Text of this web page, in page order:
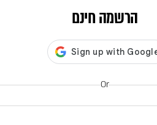
הרשמה חינם
Or
את הפסקת האש; צה"ל תקף
"התקיפות התבצעו בתגובה להפרה בוטה